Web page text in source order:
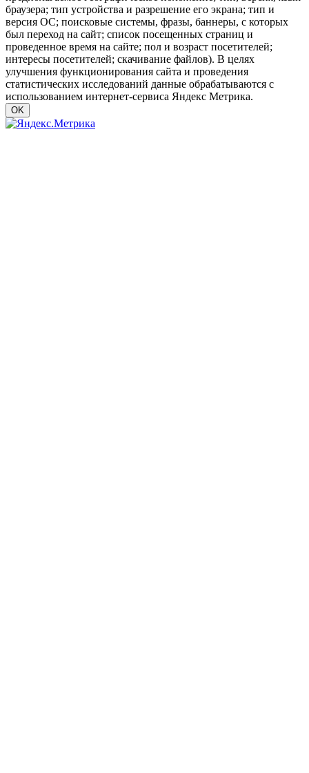
браузера; тип устройства и разрешение его экрана; тип и
версия ОС; поисковые системы, фразы, баннеры, с которых
был переход на сайт; список посещенных страниц и
проведенное время на сайте; пол и возраст посетителей;
интересы посетителей; скачивание файлов). В целях
улучшения функционирования сайта и проведения
статистических исследований данные обрабатываются с
использованием интернет-сервиса Яндекс Метрика.
OK